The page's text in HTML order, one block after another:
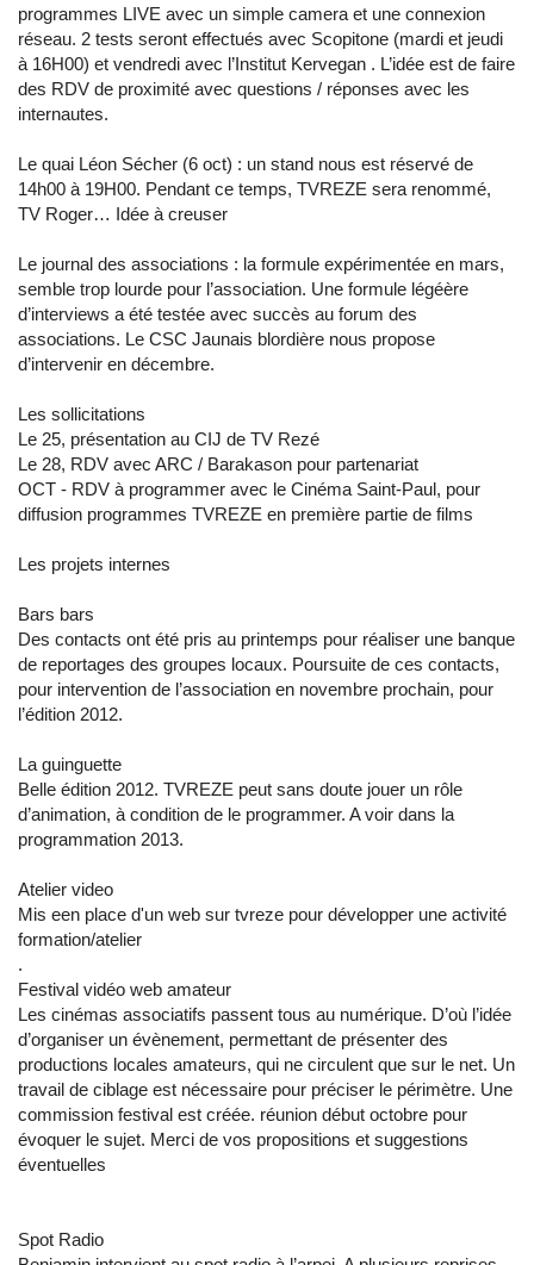
programmes LIVE avec un simple camera et une connexion
réseau. 2 tests seront effectués avec Scopitone (mardi et jeudi
à 16H00) et vendredi avec l’Institut Kervegan . L’idée est de faire
des RDV de proximité avec questions / réponses avec les
internautes.
Le quai Léon Sécher (6 oct) : un stand nous est réservé de
14h00 à 19H00. Pendant ce temps, TVREZE sera renommé,
TV Roger… Idée à creuser
Le journal des associations : la formule expérimentée en mars,
semble trop lourde pour l’association. Une formule légéère
d’interviews a été testée avec succès au forum des
associations. Le CSC Jaunais blordière nous propose
d’intervenir en décembre.
Les sollicitations
Le 25, présentation au CIJ de TV Rezé
Le 28, RDV avec ARC / Barakason pour partenariat
OCT - RDV à programmer avec le Cinéma Saint-Paul, pour
diffusion programmes TVREZE en première partie de films
Les projets internes
Bars bars
Des contacts ont été pris au printemps pour réaliser une banque
de reportages des groupes locaux. Poursuite de ces contacts,
pour intervention de l’association en novembre prochain, pour
l’édition 2012.
La guinguette
Belle édition 2012. TVREZE peut sans doute jouer un rôle
d’animation, à condition de le programmer. A voir dans la
programmation 2013.
Atelier video
Mis een place d'un web sur tvreze pour développer une activité
formation/atelier
.
Festival vidéo web amateur
Les cinémas associatifs passent tous au numérique. D’où l’idée
d’organiser un évènement, permettant de présenter des
productions locales amateurs, qui ne circulent que sur le net. Un
travail de ciblage est nécessaire pour préciser le périmètre. Une
commission festival est créée. réunion début octobre pour
évoquer le sujet. Merci de vos propositions et suggestions
éventuelles
Spot Radio